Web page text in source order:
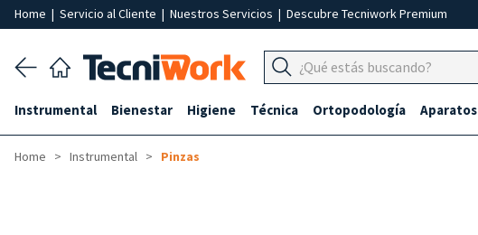
Home | Servicio al Cliente | Nuestros Servicios | Descubre Tecniwork Premium
Instrumental Bienestar Higiene Técnica Ortopodología Aparatos
Home Instrumental Pinzas